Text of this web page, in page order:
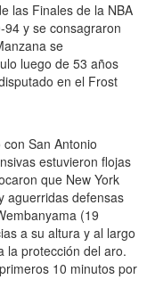
las Finales de la NBA
y se consagraron
se
luego de 53 años
en el Frost
San Antonio
estuvieron flojas
que New York
aguerridas defensas
(19
a su altura y al largo
la protección del aro.
10 minutos por